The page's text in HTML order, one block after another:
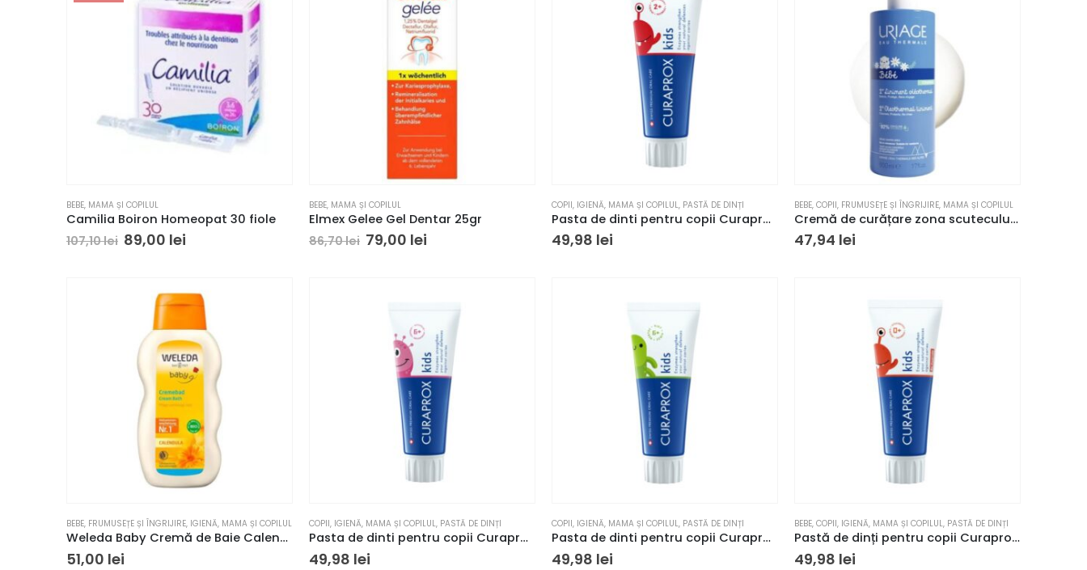
BEBE, MAMA ȘI COPILUL
Camilia Boiron Homeopat 30 fiole
107,10lei 89,00 lei
BEBE, MAMA ȘI COPILUL
Elmex Gelee Gel Dentar 25gr
86,70lei 79,00 lei
COPII, IGIENĂ, MAMA ȘI COPILUL, PASTĂ DE DINȚI
Pasta de dinti pentru copii Curaprox cu fluor, aromă căpșuni 60ml
49,98 lei
BEBE, COPII, FRUMUSEȚE ȘI ÎNGRIJIRE, MAMA ȘI COPILUL
Cremă de curățare zona scutecului Uriage Bébé Oleothermal Liniment 500 ml
47,94 lei
BEBE, FRUMUSEȚE ȘI ÎNGRIJIRE, IGIENĂ, MAMA ȘI COPILUL
Weleda Baby Cremă de Baie Calendula, 200 ml
51,00 lei
COPII, IGIENĂ, MAMA ȘI COPILUL, PASTĂ DE DINȚI
Pasta de dinti pentru copii Curaprox cu fluor, aromă pepene 60ml
49,98 lei
COPII, IGIENĂ, MAMA ȘI COPILUL, PASTĂ DE DINȚI
Pasta de dinti pentru copii Curaprox cu fluor, aromă mentă 60ml
49,98 lei
BEBE, COPII, IGIENĂ, MAMA ȘI COPILUL, PASTĂ DE DINȚI
Pastă de dinți pentru copii Curaprox fără fluor, aromă căpșuni 60ml
49,98 lei